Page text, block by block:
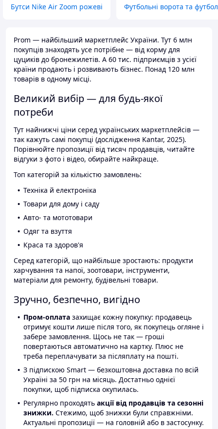
Бутси Nike Air Zoom рожеві Футбольні ворота та
Prom — найбільший маркетплейс України. Тут 6 млн
покупців знаходять усе потрібне — від корму для
цуциків до бронежилетів. А 60 тис. підприємців з усієї
країни продають і розвивають бізнес. Понад 120 млн
товарів в одному місці.
Великий вибір — для будь-якої
потреби
Тут найнижчі ціни серед українських маркетплейсів —
так кажуть самі покупці (дослідження Kantar, 2025).
Порівнюйте пропозиції від тисяч продавців, читайте
відгуки з фото і відео, обирайте найкраще.
Топ категорій за кількістю замовлень:
Техніка й електроніка
Товари для дому і саду
Авто- та мототовари
Одяг та взуття
Краса та здоров'я
Серед категорій, що найбільше зростають: продукти
харчування та напої, зоотовари, інструменти,
матеріали для ремонту, будівельні товари.
Зручно, безпечно, вигідно
Пром-оплата захищає кожну покупку: продавець
отримує кошти лише після того, як покупець огляне і
забере замовлення. Щось не так — гроші
повертаються автоматично на картку. Плюс не
треба переплачувати за післяплату на пошті.
З підпискою Smart — безкоштовна доставка по всій
Україні за 50 грн на місяць. Достатньо однієї
покупки, щоб підписка окупилась.
Регулярно проходять акції від продавців та сезонні
знижки. Стежимо, щоб знижки були справжніми.
Актуальні пропозиції — на головній або в застосунку.